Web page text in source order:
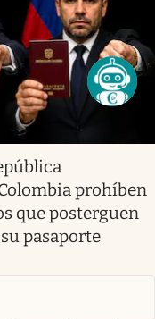
prohíben
que posterguen
pasaporte